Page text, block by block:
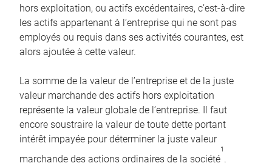
hors exploitation, ou actifs excédentaires, c’est-à-dire
les actifs appartenant à l’entreprise qui ne sont pas
employés ou requis dans ses activités courantes, est
alors ajoutée à cette valeur.
La somme de la valeur de l’entreprise et de la juste
valeur marchande des actifs hors exploitation
représente la valeur globale de l’entreprise. Il faut
encore soustraire la valeur de toute dette portant
intérêt impayée pour déterminer la juste valeur
marchande des actions ordinaires de la société
1
.